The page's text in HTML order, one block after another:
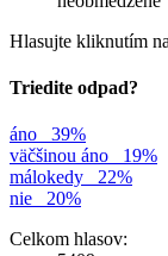
Hlasujte kliknutím
Triedite odpad?
áno
39%
väčšinou áno
19%
málokedy
22%
nie
20%
Celkom hlasov: